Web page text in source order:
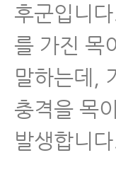
- 목통증
동이 훨
- 목통증
법
- 근막통
후군입니
를 가진 목
말하는데,
충격을 목
발생합니